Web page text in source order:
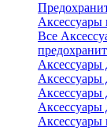
Аксессуары
Все
Аксессуары
Аксессуары
Аксессуары
Аксессуары
Аксессуары